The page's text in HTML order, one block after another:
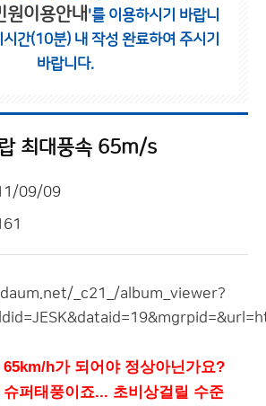
이용안내 '를 이용하시기 바랍니
간(10분) 내 작성 완료하여 주시기
바랍니다.
최대풍속 65m/s
09/09
_c21_/album_viewer?
h가 되어야 정상아닌가요?
퍼태풍이죠... 초비상걸릴 수준